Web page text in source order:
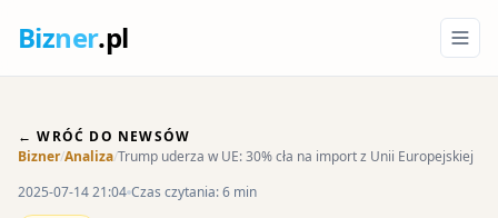
Bizner.pl
← WRÓĆ DO NEWSÓW
Bizner/Analiza/Trump uderza w UE: 30% cła na import z Unii Europejskiej
2025-07-14 21:04 Czas czytania: 6 min